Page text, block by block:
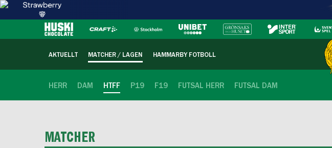
AKTUELLT MATCHER / LAGEN HAMMARBY FOTBOLL
HERR DAM HTFF P19 F19 FUTSAL HERR FUTSAL DAM
MATCHER